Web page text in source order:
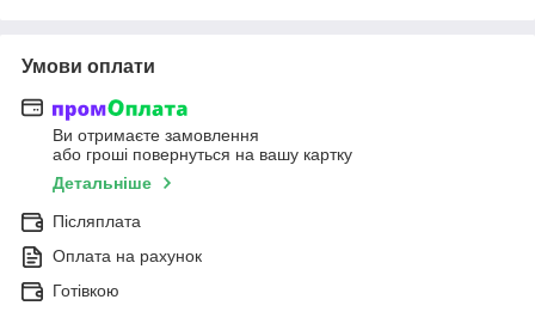
Умови оплати
Ви отримаєте замовлення
або гроші повернуться на вашу картку
Детальніше
Післяплата
Оплата на рахунок
Готівкою